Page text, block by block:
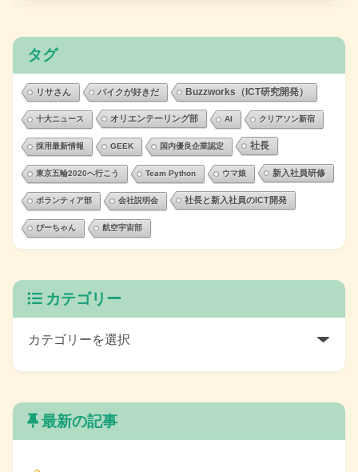
タグ
リサさん バイクが好きだ Buzzworks（ICT研究開発）
十大ニュース オリエンテーリング部 AI クリアソン新宿
採用最新情報 GEEK 国内優良企業認定 社長
東京五輪2020へ行こう Team Python ウマ娘 新入社員研修
ボランティア部 会社説明会 社長と新入社員のICT開発
ぴーちゃん 航空宇宙部
カテゴリー
最新の記事